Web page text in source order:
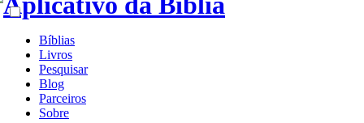
Bíblias
Livros
Pesquisar
Blog
Parceiros
Sobre